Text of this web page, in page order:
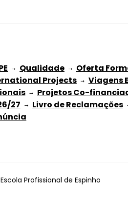
→ Qualidade → Oferta
Projects → Viagens
→ Projetos Co-
27 → Livro de Reclamações
Profissional de Espinho